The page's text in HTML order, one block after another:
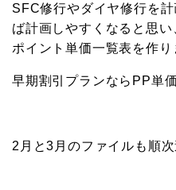
SFC修行やダイヤ修行を
ば計画しやすくなると思
ポイント単価一覧表を作り
早期割引プランならPP単
2月と3月のファイルも順次